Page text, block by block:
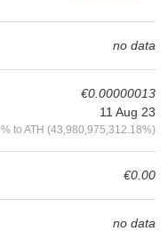
no data
€0.00000013
11 Aug 23
% to ATH (43,980,975,312.18%)
€0.00
no data